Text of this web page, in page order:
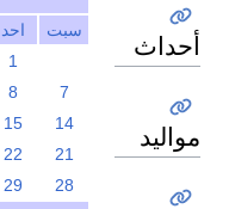
سبت
احد
1
7
8
14
15
21
22
28
29
أحداث
مواليد